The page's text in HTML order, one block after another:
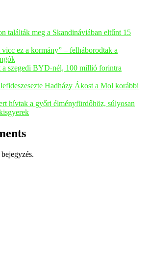
találták meg a Skandináviában eltűnt 15
ez a kormány” – felháborodtak a
a szegedi BYD-nél, 100 millió forintra
Hadházy Ákost a Mol korábbi
hívtak a győri élményfürdőhöz, súlyosan